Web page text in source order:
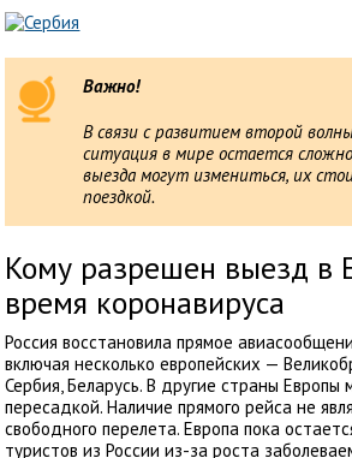
Важно!
В связи с развитием второй
ситуация в мире остается
выезда могут измениться, их
поездкой.
Кому разрешен выезд в
время коронавируса
Россия восстановила прямое
включая несколько европейских —
Сербия, Беларусь. В другие страны Европы
пересадкой. Наличие прямого рейса не
свободного перелета. Европа пока
туристов из России из-за роста